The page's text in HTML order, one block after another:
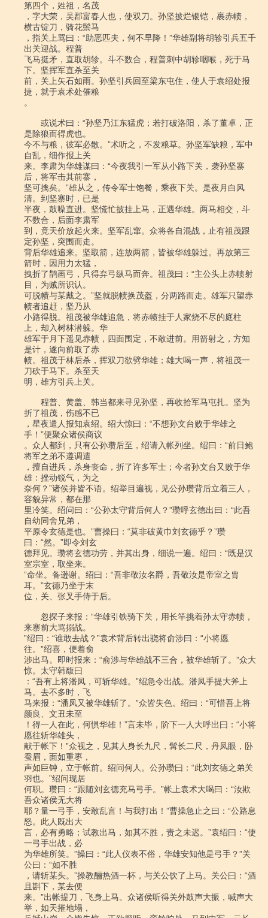
第四个，姓祖，名茂
，字大荣，吴郡富春人也，使双刀。孙坚披烂银铠，裹赤帻，
横古锭刀，骑花鬃马
，指关上骂曰：“助恶匹夫，何不早降！”华雄副将胡轸引兵五千
出关迎战。程普
飞马挺矛，直取胡轸。斗不数合，程普刺中胡轸咽喉，死于马
下。坚挥军直杀至关
前，关上矢石如雨。孙坚引兵回至梁东屯住，使人于袁绍处报
捷，就于袁术处催粮
。
或说术曰：“孙坚乃江东猛虎；若打破洛阳，杀了董卓，正
是除狼而得虎也。
今不与粮，彼军必散。”术听之，不发粮草。孙坚军缺粮，军中
自乱，细作报上关
来。李肃为华雄谋曰：“今夜我引一军从小路下关，袭孙坚寨
后，将军击其前寨，
坚可擒矣。”雄从之，传令军士饱餐，乘夜下关。是夜月白风
清。到坚寨时，已是
半夜，鼓噪直进。坚慌忙披挂上马，正遇华雄。两马相交，斗
不数合，后面李肃军
到，竟天价放起火来。坚军乱窜。众将各自混战，止有祖茂跟
定孙坚，突围而走。
背后华雄追来。坚取箭，连放两箭，皆被华雄躲过。再放第三
箭时，因用力太猛，
拽折了鹊画弓，只得弃弓纵马而奔。祖茂曰：“主公头上赤帻射
目，为贼所识认。
可脱帻与某戴之。”坚就脱帻换茂盔，分两路而走。雄军只望赤
帻者追赶，坚乃从
小路得脱。祖茂被华雄追急，将赤帻挂于人家烧不尽的庭柱
上，却入树林潜躲。华
雄军于月下遥见赤帻，四面围定，不敢进前。用箭射之，方知
是计，遂向前取了赤
帻。祖茂于林后杀，挥双刀欲劈华雄；雄大喝一声，将祖茂一
刀砍于马下。杀至天
明，雄方引兵上关。
程普、黄盖、韩当都来寻见孙坚，再收拾军马屯扎。坚为
折了祖茂，伤感不已
，星夜遣人报知袁绍。绍大惊曰：“不想孙文台败于华雄之
手！”便聚众诸侯商议
。众人都到，只有公孙瓒后至，绍请入帐列坐。绍曰：“前日鲍
将军之弟不遵调遣
，擅自进兵，杀身丧命，折了许多军士；今者孙文台又败于华
雄：挫动锐气，为之
奈何？”诸侯并皆不语。绍举目遍视，见公孙瓒背后立着三人，
容貌异常，都在那
里冷笑。绍问曰：“公孙太守背后何人？”瓒呼玄德出曰：“此吾
自幼同舍兄弟，
平原令玄德是也。”曹操曰：“莫非破黄巾刘玄德乎？”瓒
曰：“然。”即令刘玄
德拜见。瓒将玄德功劳，并其出身，细说一遍。绍曰：“既是汉
室宗室，取坐来。
”命坐。备逊谢。绍曰：“吾非敬汝名爵，吾敬汝是帝室之胄
耳。”玄德乃坐于末
位，关、张叉手侍于后。
忽探子来报：“华雄引铁骑下关，用长竿挑着孙太守赤帻，
来寨前大骂搦战。
”绍曰：“谁敢去战？”袁术背后转出骁将俞涉曰：“小将愿
往。”绍喜，便着俞
涉出马。即时报来：“俞涉与华雄战不三合，被华雄斩了。”众大
惊。太守韩馥曰
：“吾有上将潘凤，可斩华雄。”绍急令出战。潘凤手提大斧上
马。去不多时，飞
马来报：“潘凤又被华雄斩了。”众皆失色。绍曰：“可惜吾上将
颜良、文丑未至
！得一人在此，何惧华雄！”言未毕，阶下一人大呼出曰：“小将
愿往斩华雄头，
献于帐下！”众视之，见其人身长九尺，髯长二尺，丹凤眼，卧
蚕眉，面如重枣，
声如巨钟，立于帐前。绍问何人。公孙瓒曰：“此刘玄德之弟关
羽也。”绍问现居
何职。瓒曰：“跟随刘玄德充马弓手。”帐上袁术大喝曰：“汝欺
吾众诸侯无大将
耶？量一弓手，安敢乱言！与我打出！”曹操急止之曰：“公路息
怒。此人既出大
言，必有勇略；试教出马，如其不胜，责之未迟。”袁绍曰：“使
一弓手出战，必
为华雄所笑。”操曰：“此人仪表不俗，华雄安知他是弓手？”关
公曰：“如不胜
，请斩某头。”操教酾热酒一杯，与关公饮了上马。关公曰：“酒
且斟下，某去便
来。”出帐提刀，飞身上马。众诸侯听得关外鼓声大振，喊声大
举，如天摧地塌，